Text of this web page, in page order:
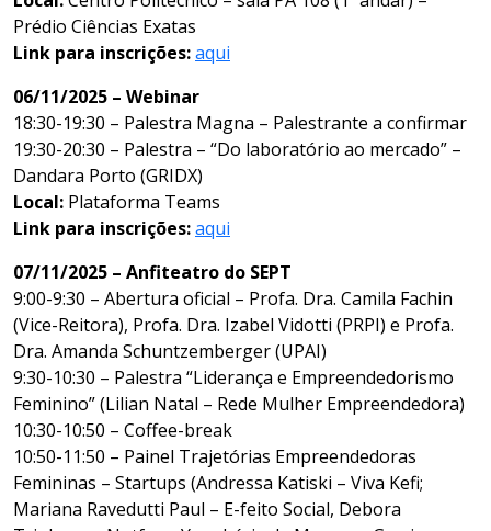
Prédio Ciências Exatas
Link para inscrições:aqui
06/11/2025 – Webinar
18:30-19:30 – Palestra Magna – Palestrante a confirmar
19:30-20:30 – Palestra – “Do laboratório ao mercado” –
Dandara Porto (GRIDX)
Local: Plataforma Teams
Link para inscrições:aqui
07/11/2025 – Anfiteatro do SEPT
9:00-9:30 – Abertura oficial – Profa. Dra. Camila Fachin
(Vice-Reitora), Profa. Dra. Izabel Vidotti (PRPI) e Profa.
Dra. Amanda Schuntzemberger (UPAI)
9:30-10:30 – Palestra “Liderança e Empreendedorismo
Feminino” (Lilian Natal – Rede Mulher Empreendedora)
10:30-10:50 – Coffee-break
10:50-11:50 – Painel Trajetórias Empreendedoras
Femininas – Startups (Andressa Katiski – Viva Kefi;
Mariana Ravedutti Paul – E-feito Social, Debora